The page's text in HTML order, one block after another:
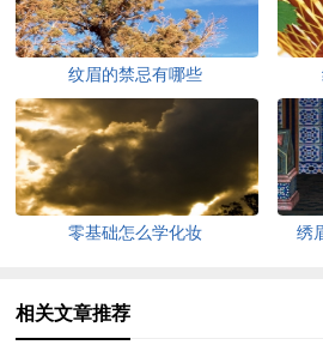
纹眉的禁忌有哪些
零基础怎么学化妆 绣
相关文章推荐